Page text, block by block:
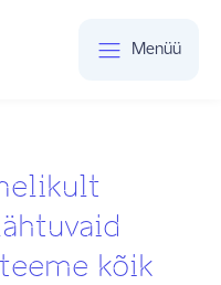
Menüü
kõik